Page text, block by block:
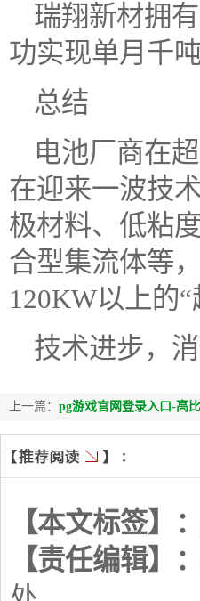
瑞翔新材拥
功实现单月千
总结
电池厂商在
在迎来一波技
极材料、低粘
合型集流体等
120KW以上的
技术进步，消
上一篇： pg游戏官网登录入口-高
【本文标签】：
【责任编辑】：